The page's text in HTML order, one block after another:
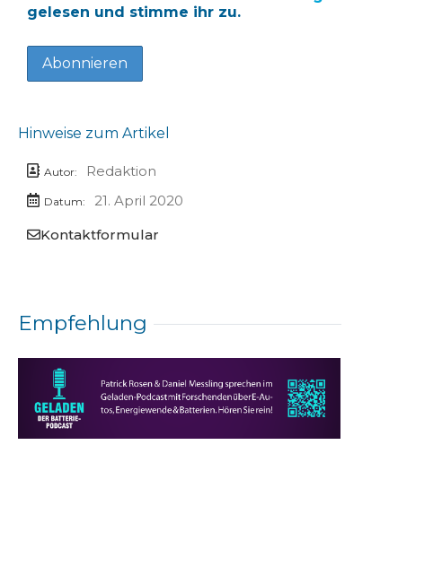
gelesen und stimme ihr zu.
Hinweise zum Artikel
Autor: Redaktion
Datum:
21. April 2020
Kontaktformular
Empfehlung